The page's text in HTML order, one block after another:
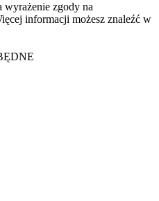
zgody na
informacji możesz znaleźć w